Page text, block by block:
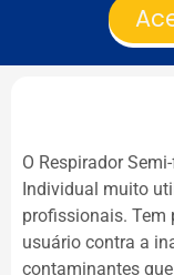
O Respirador
Individual muito
profissionais. Tem
usuário contra a
contaminantes